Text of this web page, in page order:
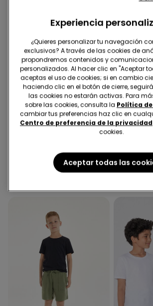
5 Pares Calcetines
Tobilleros Algodón Color
Sujetador
Relleno
Reciclada
18,99 €
Experiencia
¿Quieres personalizar tu navegación
exclusivos? A través de las cookies de
propondremos contenidos y
personalizados. Al hacer clic en "Aceptar
aceptas el uso de cookies; si en cambio
haciendo clic en el botón de cierre,
las cookies no estarán activas. Para
sobre las cookies, consulta la Política
cambiar tus preferencias haz clic en
Centro de preferencia de la privacidad
cookies.
Aceptar todas las